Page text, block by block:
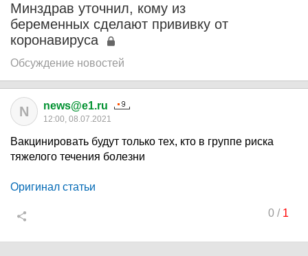
Минздрав уточнил, кому из
беременных сделают прививку от
коронавируса
Обсуждение новостей
N news@e1.ru
12:00, 08.07.2021
Вакцинировать будут только тех, кто в группе риска
тяжелого течения болезни
Оригинал статьи
0/ 1